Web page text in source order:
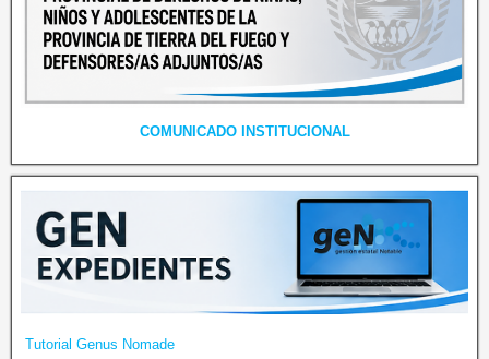
COMUNICADO INSTITUCIONAL
Tutorial Genus Nomade